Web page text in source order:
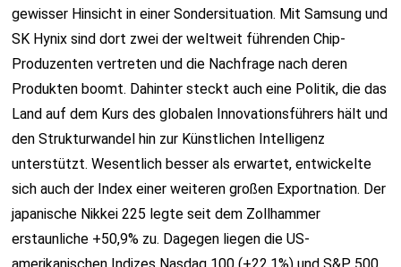
gewisser Hinsicht in einer Sondersituation. Mit Samsung und
SK Hynix sind dort zwei der weltweit führenden Chip-
Produzenten vertreten und die Nachfrage nach deren
Produkten boomt. Dahinter steckt auch eine Politik, die das
Land auf dem Kurs des globalen Innovationsführers hält und
den Strukturwandel hin zur Künstlichen Intelligenz
unterstützt. Wesentlich besser als erwartet, entwickelte
sich auch der Index einer weiteren großen Exportnation. Der
japanische Nikkei 225 legte seit dem Zollhammer
erstaunliche +50,9% zu. Dagegen liegen die US-